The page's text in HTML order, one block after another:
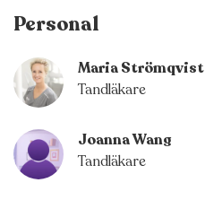
Personal
Maria Strömqvist
Tandläkare
Joanna Wang
Tandläkare